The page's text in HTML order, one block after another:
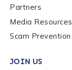
Partners
Media Resources
Scam Prevention
JOIN US